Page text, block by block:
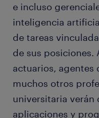
e incluso
inteligencia
de tareas
de sus posiciones.
actuarios, agentes
muchos otros
universitaria verán
aplicaciones y